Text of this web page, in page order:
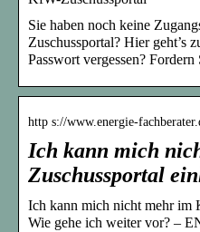
Sie haben noch keine
Zuschussportal? Hier geht’s
Passwort vergessen? Fordern
http s://www.energie-
Ich kann mich
Zuschussportal
Ich kann mich nicht mehr im
Wie gehe ich weiter vor? –